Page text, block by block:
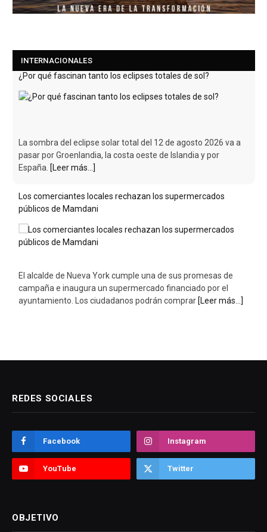
INTERNACIONALES
Los comerciantes locales rechazan los supermercados
públicos de Mamdani
El alcalde de Nueva York cumple una de sus promesas de
campaña e inaugura un supermercado financiado por el
¿Por qué fascinan tanto los eclipses totales de sol?
La sombra del eclipse solar total del 12 de agosto 2026 va a
pasar por Groenlandia, la costa oeste de Islandia y por
España.
REDES SOCIALES
Facebook Instagram
YouTube Twitter
OBJETIVO